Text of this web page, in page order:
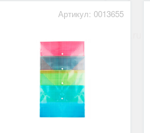
Артикул: 0013655